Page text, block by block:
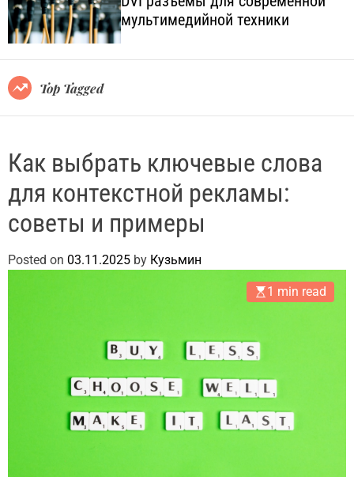
l
.
c
o
m
o
l
e
мультимедийной техники
Top Tagged
Как выбрать ключевые слова
для контекстной рекламы:
советы и примеры
Posted on 03.11.2025 by Кузьмин
1 min read